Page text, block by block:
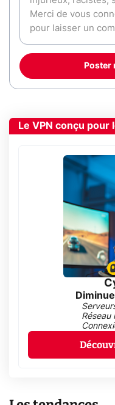
Poster
Le VPN conçu pour
Réseau